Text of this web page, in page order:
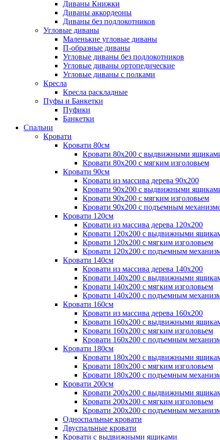
Диваны Книжки
Диваны аккордеоны
Диваны без подлокотников
Угловые диваны
Маленькие угловые диваны
П-образные диваны
Угловые диваны без подлокотников
Угловые диваны ортопедические
Угловые диваны с полками
Кресла
Кресла раскладные
Пуфы и Банкетки
Пуфики
Банкетки
Спальни
Кровати
Кровати 80см
Кровати 80х200 с выдвижными
Кровати 80х200 с мягким изголовьем
Кровати 90см
Кровати из массива дерева 90х200
Кровати 90х200 с выдвижными
Кровати 90х200 с мягким изголовьем
Кровати 90х200 с подъемным
Кровати 120см
Кровати из массива дерева 120х200
Кровати 120х200 с выдвижными
Кровати 120х200 с мягким изголовьем
Кровати 120х200 с подъемным
Кровати 140см
Кровати из массива дерева 140х200
Кровати 140х200 с выдвижными
Кровати 140х200 с мягким изголовьем
Кровати 140х200 с подъемным
Кровати 160см
Кровати из массива дерева 160х200
Кровати 160х200 с выдвижными
Кровати 160х200 с мягким изголовьем
Кровати 160х200 с подъемным
Кровати 180см
Кровати 180х200 с выдвижными
Кровати 180х200 с мягким изголовьем
Кровати 180х200 с подъемным
Кровати 200см
Кровати 200х200 с выдвижными
Кровати 200х200 с мягким изголовьем
Кровати 200х200 с подъемным
Односпальные кровати
Двуспальные кровати
Кровати с выдвижными ящиками